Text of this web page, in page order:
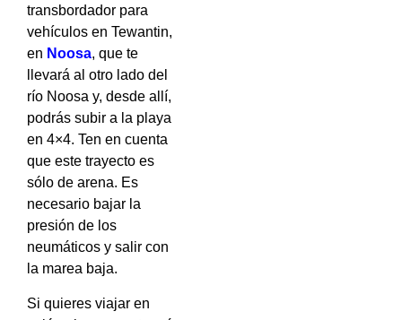
transbordador para
vehículos en Tewantin,
en Noosa, que te
llevará al otro lado del
río Noosa y, desde allí,
podrás subir a la playa
en 4×4. Ten en cuenta
que este trayecto es
sólo de arena. Es
necesario bajar la
presión de los
neumáticos y salir con
la marea baja.
Si quieres viajar en